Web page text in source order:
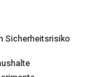
D
I
Sicherheitsrisiko